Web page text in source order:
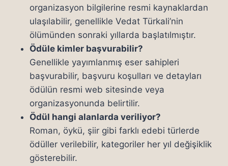
organizasyon bilgilerine resmi kaynaklardan
ulaşılabilir, genellikle Vedat Türkali’nin
ölümünden sonraki yıllarda başlatılmıştır.
Ödüle kimler başvurabilir?
Genellikle yayımlanmış eser sahipleri
başvurabilir, başvuru koşulları ve detayları
ödülün resmi web sitesinde veya
organizasyonunda belirtilir.
Ödül hangi alanlarda veriliyor?
Roman, öykü, şiir gibi farklı edebi türlerde
ödüller verilebilir, kategoriler her yıl değişiklik
gösterebilir.